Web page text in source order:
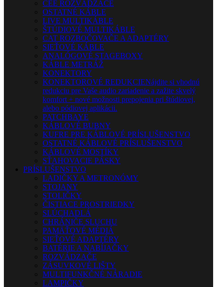
CEE ROZVÁDZAČE
OSTATNÉ KÁBLE
LIVE MULTIKÁBLE
ŠTÚDIOVÉ MULTIKÁBLE
CAT ROZBOČOVAČE A ADAPTÉRY
SIEŤOVÉ KÁBLE
ANALÓGOVÉ STAGEBOXY
KÁBLE METRÁŽ
KONEKTORY
KONEKTOROVÉ REDUKCIENájdite si vhodnú
redukciu pre Vaše audio zariadenie a zažite skvelý
komfort + nové možnosti prepojenia pri štúdiovej,
alebo pódiovej aplikácii.
PATCHBAYE
KÁBLOVÉ BUBNY
KUFRE PRE KÁBLOVÉ PRÍSLUŠENSTVO
OSTATNÉ KÁBLOVÉ PRÍSLUŠENSTVO
KÁBLOVÉ MOSTÍKY
SŤAHOVACIE PÁSKY
PRÍSLUŠENSTVO
LADIČKY A METRONÓMY
STOJANY
STOLIČKY
ČISTIACE PROSTRIEDKY
SLÚCHADLÁ
CHRÁNIČE SLUCHU
PAMÄŤOVÉ MÉDIÁ
SIEŤOVÉ ADAPTÉRY
BATÉRIE A NABÍJAČKY
ROZVÁDZAČE
ZÁSUVKOVÉ LIŠTY
MULTIFUNKČNÉ NÁRADIE
LAMPIČKY